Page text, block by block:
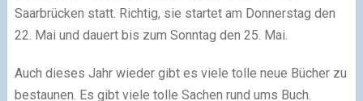
Saarbrücken statt. Richtig, sie startet am Donnerstag den
22. Mai und dauert bis zum Sonntag den 25. Mai.
Auch dieses Jahr wieder gibt es viele tolle neue Bücher zu
bestaunen. Es gibt viele tolle Sachen rund ums Buch.